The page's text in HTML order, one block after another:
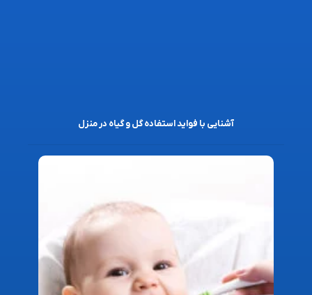
آشنایی با فواید استفاده گل و گیاه در منزل